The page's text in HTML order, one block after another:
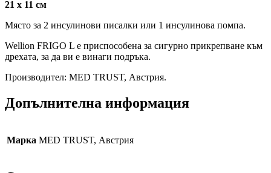
21 x 11 см
Място за 2 инсулинови писалки или 1 инсулинова помпа.
Wellion FRIGO L е приспособена за сигурно прикрепване към
дрехата, за да ви е винаги подръка.
Производител: MED TRUST, Австрия.
Допълнителна информация
Марка MED TRUST, Австрия